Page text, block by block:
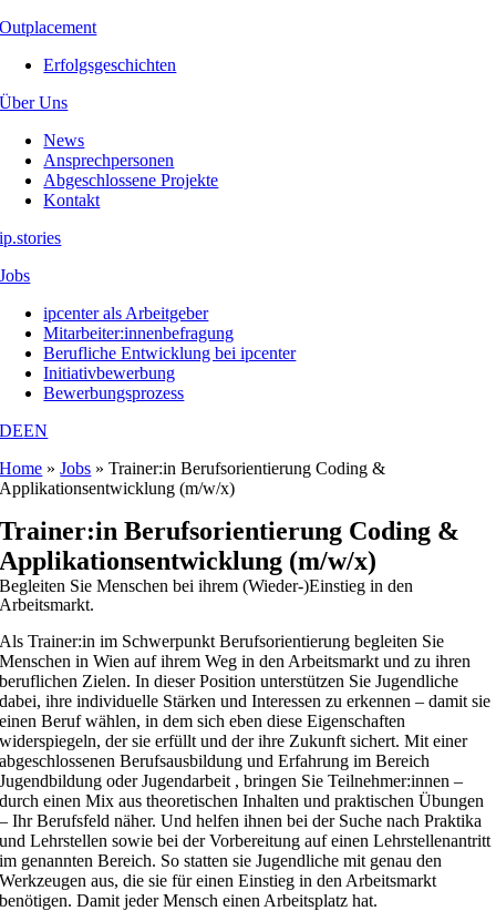
Outplacement
Erfolgsgeschichten
Über Uns
News
Ansprechpersonen
Abgeschlossene Projekte
Kontakt
ip.stories
Jobs
ipcenter als Arbeitgeber
Mitarbeiter:innenbefragung
Berufliche Entwicklung bei ipcenter
Initiativbewerbung
Bewerbungsprozess
DEEN
Home »Jobs »Trainer:in Berufsorientierung Coding &
Applikationsentwicklung (m/w/x)
Trainer:in Berufsorientierung Coding &
Applikationsentwicklung (m/w/x)
Begleiten Sie Menschen bei ihrem (Wieder-)Einstieg in den
Arbeitsmarkt.
Als Trainer:in im Schwerpunkt Berufsorientierung begleiten Sie
Menschen in Wien auf ihrem Weg in den Arbeitsmarkt und zu ihren
beruflichen Zielen. In dieser Position unterstützen Sie Jugendliche
dabei, ihre individuelle Stärken und Interessen zu erkennen – damit sie
einen Beruf wählen, in dem sich eben diese Eigenschaften
widerspiegeln, der sie erfüllt und der ihre Zukunft sichert. Mit einer
abgeschlossenen Berufsausbildung und Erfahrung im Bereich
Jugendbildung oder Jugendarbeit , bringen Sie Teilnehmer:innen –
durch einen Mix aus theoretischen Inhalten und praktischen Übungen
– Ihr Berufsfeld näher. Und helfen ihnen bei der Suche nach Praktika
und Lehrstellen sowie bei der Vorbereitung auf einen Lehrstellenantritt
im genannten Bereich. So statten sie Jugendliche mit genau den
Werkzeugen aus, die sie für einen Einstieg in den Arbeitsmarkt
benötigen. Damit jeder Mensch einen Arbeitsplatz hat.